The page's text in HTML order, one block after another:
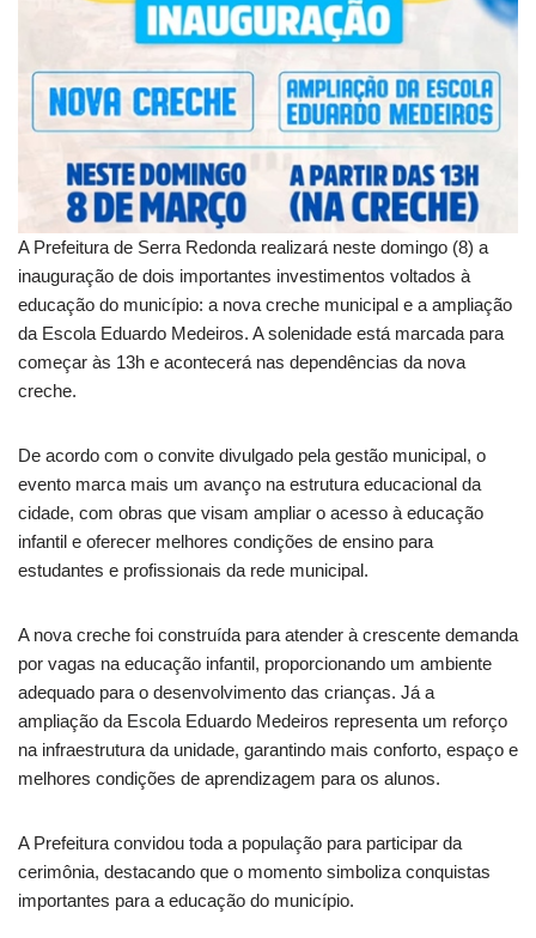
A Prefeitura de Serra Redonda realizará neste domingo (8) a
inauguração de dois importantes investimentos voltados à
educação do município: a nova creche municipal e a ampliação
da Escola Eduardo Medeiros. A solenidade está marcada para
começar às 13h e acontecerá nas dependências da nova
creche.
De acordo com o convite divulgado pela gestão municipal, o
evento marca mais um avanço na estrutura educacional da
cidade, com obras que visam ampliar o acesso à educação
infantil e oferecer melhores condições de ensino para
estudantes e profissionais da rede municipal.
A nova creche foi construída para atender à crescente demanda
por vagas na educação infantil, proporcionando um ambiente
adequado para o desenvolvimento das crianças. Já a
ampliação da Escola Eduardo Medeiros representa um reforço
na infraestrutura da unidade, garantindo mais conforto, espaço e
melhores condições de aprendizagem para os alunos.
A Prefeitura convidou toda a população para participar da
cerimônia, destacando que o momento simboliza conquistas
importantes para a educação do município.